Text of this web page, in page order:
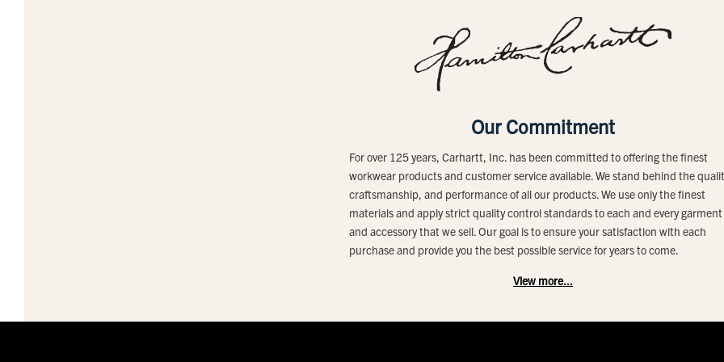
Our Commitment
For over 125 years, Carhartt, Inc. has been committed to offering the finest
workwear products and customer service available. We stand behind the
craftsmanship, and performance of all our products. We use only the finest
materials and apply strict quality control standards to each and every garment
and accessory that we sell. Our goal is to ensure your satisfaction with each
purchase and provide you the best possible service for years to come.
View more...